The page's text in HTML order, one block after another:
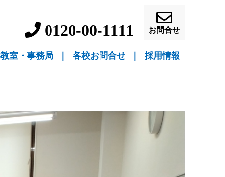
0120-00-1111 お問合せ
教室・事務局
各校お問合せ
採用情報